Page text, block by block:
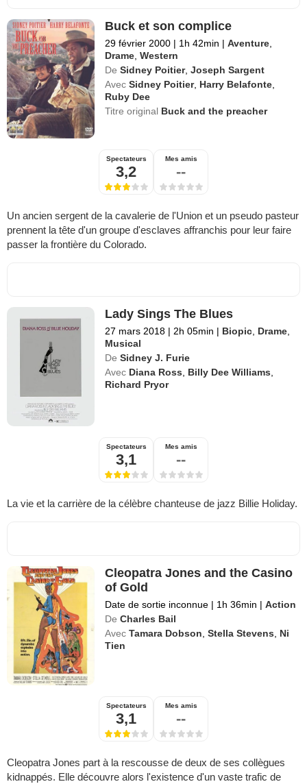
Buck et son complice
29 février 2000 | 1h 42min | Aventure
Drame ,Western
De Sidney Poitier,Joseph Sargent
Avec Sidney Poitier, Harry Belafonte
Ruby Dee
Titre original Buck and the preacher
Spectateurs
3,2
Mes amis
--
Un ancien sergent de la cavalerie de l'Union et un pseudo pasteur
prennent la tête d'un groupe d'esclaves affranchis pour leur faire
passer la frontière du Colorado.
Lady Sings The Blues
27 mars 2018 | 2h 05min | Biopic Drame
Musical
De Sidney J. Furie
Avec Diana Ross Billy Dee Williams
Richard Pryor
Spectateurs
3,1
Mes amis
--
La vie et la carrière de la célèbre chanteuse de jazz Billie Holiday.
Cleopatra Jones and the Casino
of Gold
Date de sortie inconnue | 1h 36min | Action
De Charles Bail
Avec Tamara Dobson ,Stella Stevens
Ni
Tien
Spectateurs
3,1
Mes amis
--
Cleopatra Jones part à la rescousse de deux de ses collègues
kidnappés. Elle découvre alors l'existence d'un vaste trafic de